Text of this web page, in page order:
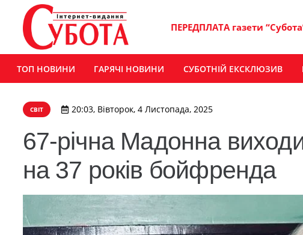
ПЕРЕДПЛАТА газети
ТОП НОВИНИ ГАРЯЧІ НОВИНИ СУБОТНІЙ ЕКСКЛЮЗИВ
СВІТ 20:03, Вівторок, 4 Листопада, 2025
67-річна Мадонна
на 37 років бойфренда